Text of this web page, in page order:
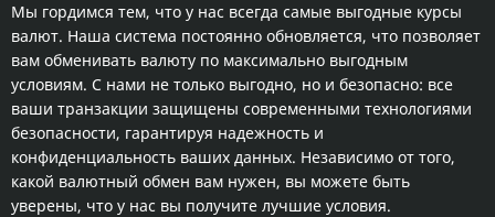
Мы гордимся тем, что у нас всегда самые выгодные курсы
валют. Наша система постоянно обновляется, что позволяет
вам обменивать валюту по максимально выгодным
условиям. С нами не только выгодно, но и безопасно: все
ваши транзакции защищены современными технологиями
безопасности, гарантируя надежность и
конфиденциальность ваших данных. Независимо от того,
какой валютный обмен вам нужен, вы можете быть
уверены, что у нас вы получите лучшие условия.